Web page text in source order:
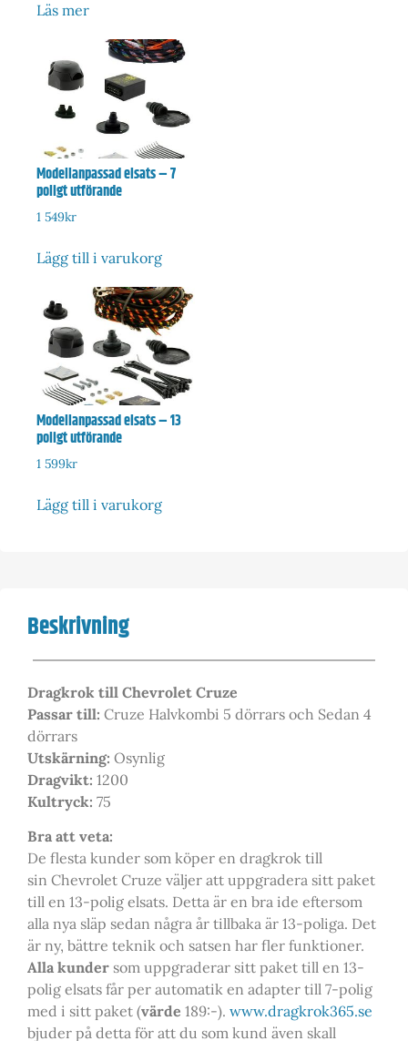
Läs mer
Modellanpassad elsats – 7
poligt utförande
1 549kr
Lägg till i varukorg
Modellanpassad elsats – 13
poligt utförande
1 599kr
Lägg till i varukorg
Beskrivning
Dragkrok till Chevrolet Cruze
Passar till: Cruze Halvkombi 5 dörrars och Sedan 4
dörrars
Utskärning: Osynlig
Dragvikt: 1200
Kultryck: 75
Bra att veta:
De flesta kunder som köper en dragkrok till
sin Chevrolet Cruze väljer att uppgradera sitt paket
till en 13-polig elsats. Detta är en bra ide eftersom
alla nya släp sedan några år tillbaka är 13-poliga. Det
är ny, bättre teknik och satsen har fler funktioner.
Alla kunder som uppgraderar sitt paket till en 13-
polig elsats får per automatik en adapter till 7-polig
med i sitt paket (värde 189:-). www.dragkrok365.se
bjuder på detta för att du som kund även skall